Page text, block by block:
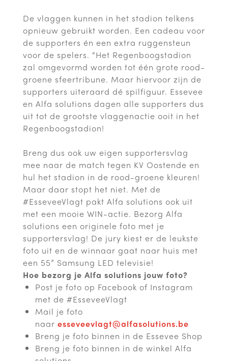
De vlaggen kunnen in het stadion telkens
opnieuw gebruikt worden. Een cadeau voor
de supporters én een extra ruggensteun
voor de spelers. “Het Regenboogstadion
zal omgevormd worden tot één grote rood-
groene sfeertribune. Maar hiervoor zijn de
supporters uiteraard dé spilfiguur. Essevee
en Alfa solutions dagen alle supporters dus
uit tot de grootste vlaggenactie ooit in het
Regenboogstadion!
Breng dus ook uw eigen supportersvlag
mee naar de match tegen KV Oostende en
hul het stadion in de rood-groene kleuren!
Maar daar stopt het niet. Met de
#EsseveeVlagt pakt Alfa solutions ook uit
met een mooie WIN-actie. Bezorg Alfa
solutions een originele foto met je
supportersvlag! De jury kiest er de leukste
foto uit en de winnaar gaat naar huis met
een 55” Samsung LED televisie!
Hoe bezorg je Alfa solutions jouw foto?
Post je foto op Facebook of Instagram
met de #EsseveeVlagt
Mail je foto
naar esseveevlagt@alfasolutions.be
Breng je foto binnen in de Essevee Shop
Breng je foto binnen in de winkel Alfa